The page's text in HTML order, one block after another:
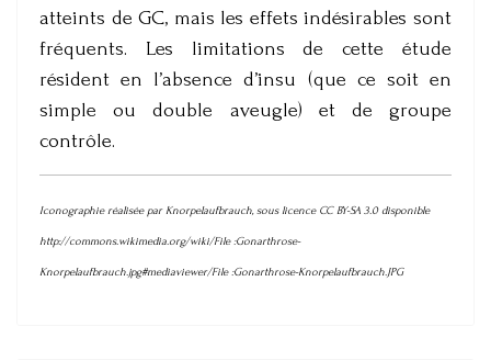
atteints de GC, mais les effets indésirables sont
fréquents. Les limitations de cette étude
résident en l’absence d’insu (que ce soit en
simple ou double aveugle) et de groupe
contrôle.
Iconographie réalisée par Knorpelaufbrauch, sous licence CC BY-SA 3.0 disponible
http://commons.wikimedia.org/wiki/File :Gonarthrose-
Knorpelaufbrauch.jpg#mediaviewer/File :Gonarthrose-Knorpelaufbrauch.JPG